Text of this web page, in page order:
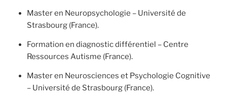
Master en Neuropsychologie – Université de
Strasbourg (France).
Formation en diagnostic différentiel – Centre
Ressources Autisme (France).
Master en Neurosciences et Psychologie Cognitive
– Université de Strasbourg (France).